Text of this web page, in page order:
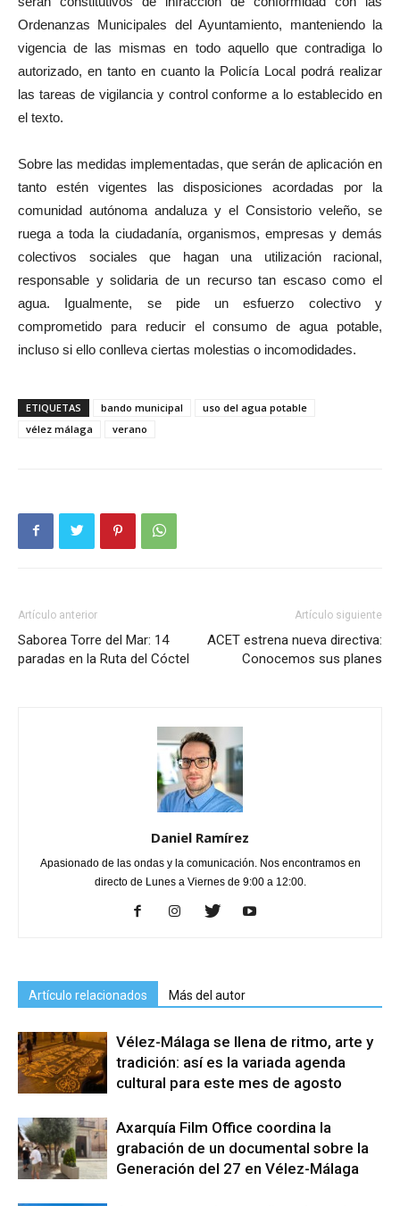
Ordenanzas Municipales del Ayuntamiento, manteniendo la
vigencia de las mismas en todo aquello que contradiga lo
autorizado, en tanto en cuanto la Policía Local podrá realizar
las tareas de vigilancia y control conforme a lo establecido en
el texto.
Sobre las medidas implementadas, que serán de aplicación en
tanto estén vigentes las disposiciones acordadas por la
comunidad autónoma andaluza y el Consistorio veleño, se
ruega a toda la ciudadanía, organismos, empresas y demás
colectivos sociales que hagan una utilización racional,
responsable y solidaria de un recurso tan escaso como el
agua. Igualmente, se pide un esfuerzo colectivo y
comprometido para reducir el consumo de agua potable,
incluso si ello conlleva ciertas molestias o incomodidades.
ETIQUETAS bando municipal
uso del agua potable
vélez málaga
verano
Artículo anterior
Saborea Torre del Mar: 14
paradas en la Ruta del Cóctel
Artículo siguiente
ACET estrena nueva directiva:
Conocemos sus planes
Daniel Ramírez
Apasionado de las ondas y la comunicación. Nos encontramos en
directo de Lunes a Viernes de 9:00 a 12:00.
Artículo relacionados Más del autor
Vélez-Málaga se llena de ritmo, arte y
tradición: así es la variada agenda
cultural para este mes de agosto
Axarquía Film Office coordina la
grabación de un documental sobre la
Generación del 27 en Vélez-Málaga